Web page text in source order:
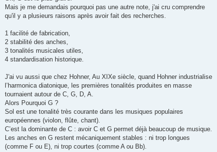
Mais je me demandais pourquoi pas une autre note, j'ai cru comprendre
qu'il y a plusieurs raisons après avoir fait des recherches.
1 facilité de fabrication,
2 stabilité des anches,
3 tonalités musicales utiles,
4 standardisation historique.
J'ai vu aussi que chez Hohner, Au XIXe siècle, quand Hohner industrialise
l’harmonica diatonique, les premières tonalités produites en masse
tournaient autour de C, G, D, A.
Alors Pourquoi G ?
Sol est une tonalité très courante dans les musiques populaires
européennes (violon, flûte, chant).
C’est la dominante de C : avoir C et G permet déjà beaucoup de musique.
Les anches en G restent mécaniquement stables : ni trop longues
(comme F ou E), ni trop courtes (comme A ou Bb).